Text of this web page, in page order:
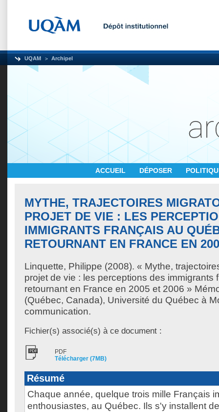
UQAM Archipel
ACCUEIL DÉPOSER
MYTHE, TRAJECTOIRES
PROJET DE VIE : LES
IMMIGRANTS FRANÇAIS AU
RETOURNANT EN FRANCE EN
Linquette, Philippe (2008). « Mythe,
projet de vie : les perceptions des immigrants
retournant en France en 2005 et 2006 »
(Québec, Canada), Université du Québec à
communication.
Fichier(s) associé(s) à ce document :
PDF
Télécharger (7MB)
Résumé
Chaque année, quelque trois mille Français
enthousiastes, au Québec. Ils s'y installent